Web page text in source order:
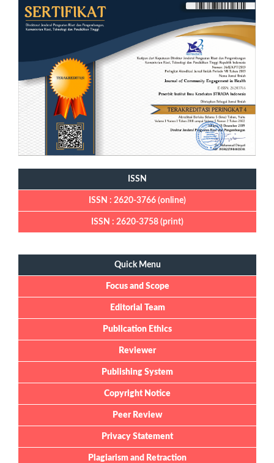
ISSN
ISSN : 2620-3766 (online)
ISSN : 2620-3758 (print)
Quick Menu
Focus and Scope
Editorial Team
Publication Ethics
Reviewer
Publishing System
Copyright Notice
Peer Review
Privacy Statement
Plagiarism and Retraction